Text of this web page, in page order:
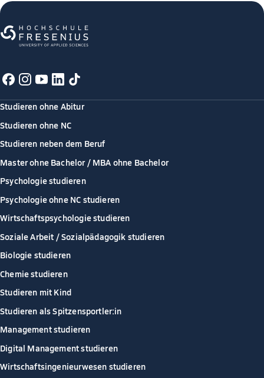
Studieren ohne Abitur
Studieren ohne NC
Studieren neben dem Beruf
Master ohne Bachelor / MBA ohne Bachelor
Psychologie studieren
Psychologie ohne NC studieren
Wirtschaftspsychologie studieren
Soziale Arbeit / Sozialpädagogik studieren
Biologie studieren
Chemie studieren
Studieren mit Kind
Studieren als Spitzensportler:in
Management studieren
Digital Management studieren
Wirtschaftsingenieurwesen studieren